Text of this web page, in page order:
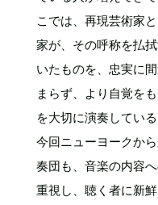
こでは、再現芸術家
家が、その呼称を払
いたものを、忠実に
まらず、より自覚を
を大切に演奏してい
今回ニューヨークか
奏団も、音楽の内容
重視し、聴く者に新